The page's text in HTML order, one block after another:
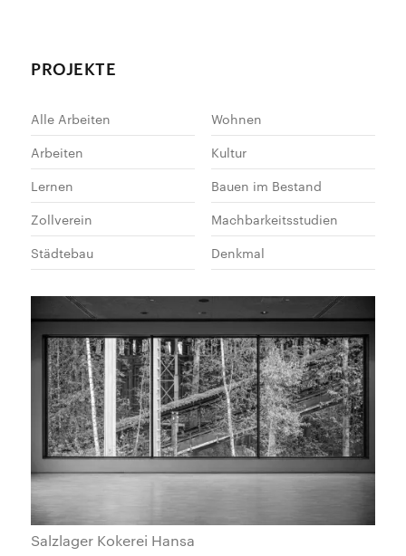
PROJEKTE
Alle Arbeiten
Wohnen
Arbeiten
Kultur
Lernen
Bauen im Bestand
Zollverein
Machbarkeitsstudien
Städtebau
Denkmal
Salzlager Kokerei Hansa